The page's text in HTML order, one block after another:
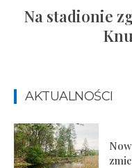
Na stadionie
AKTUALNOŚCI